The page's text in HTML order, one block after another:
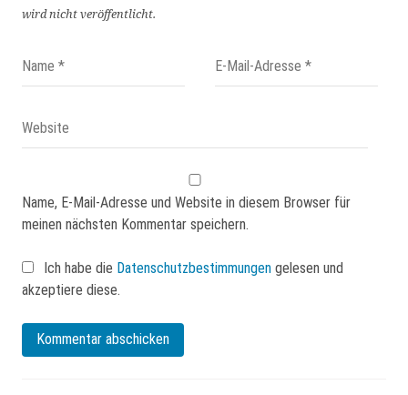
wird nicht veröffentlicht.
Name, E-Mail-Adresse und Website in diesem Browser für
meinen nächsten Kommentar speichern.
Ich habe die Datenschutzbestimmungen gelesen und
akzeptiere diese.